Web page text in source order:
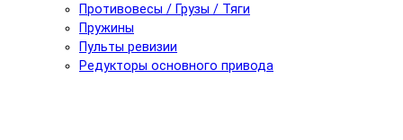
Противовесы / Грузы / Тяги
Пружины
Пульты ревизии
Редукторы основного привода